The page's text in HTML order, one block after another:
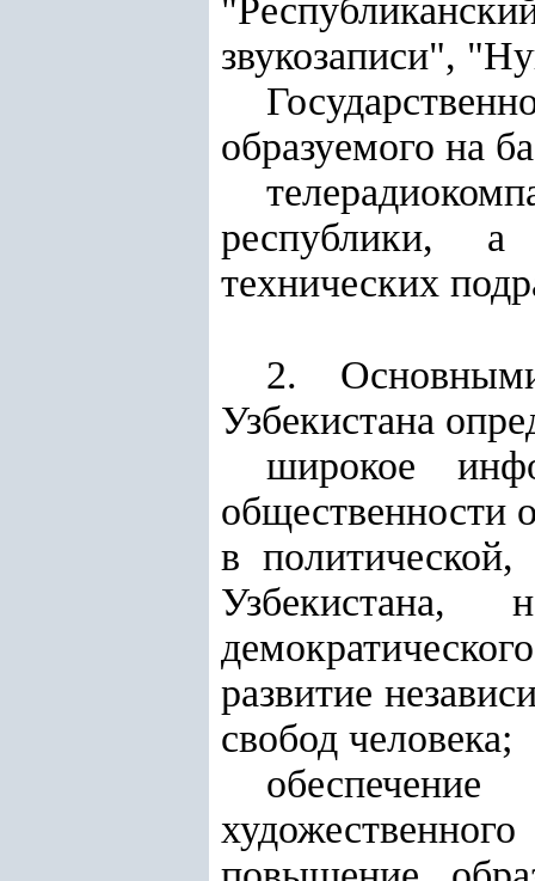
звукозаписи",
образуемого на
республики, а
технических
2.
Узбекистана
широкое
общественности
в
Узбекистана,
развитие
свобод человека;
обеспечение